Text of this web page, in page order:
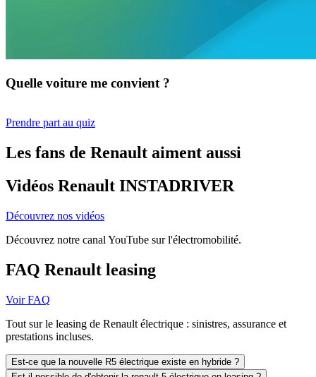
Quelle voiture me convient ?
Prendre part au quiz
Les fans de Renault aiment aussi
Vidéos Renault INSTADRIVER
Découvrez nos vidéos
Découvrez notre canal YouTube sur l'électromobilité.
FAQ Renault leasing
Voir FAQ
Tout sur le leasing de Renault électrique : sinistres, assurance et
prestations incluses.
Est-ce que la nouvelle R5 électrique existe en hybride ?